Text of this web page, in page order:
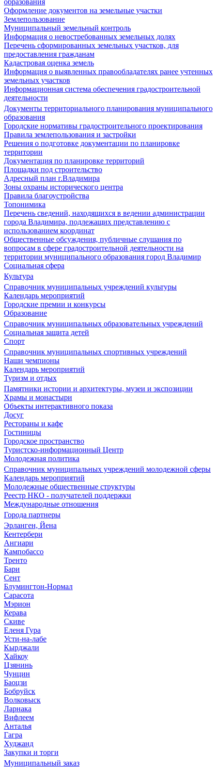
образования
Оформление документов на земельные участки
Землепользование
Муниципальный земельный контроль
Информация о невостребованных земельных долях
Перечень сформированных земельных участков, для
предоставления гражданам
Кадастровая оценка земель
Информация о выявленных правообладателях ранее учтенных
земельных участков
Информационная система обеспечения градостроительной
деятельности
Документы территориального планирования муниципального
образования
Городские нормативы градостроительного проектирования
Правила землепользования и застройки
Решения о подготовке документации по планировке
территории
Документация по планировке территорий
Площадки под строительство
Адресный план г.Владимира
Зоны охраны исторического центра
Правила благоустройства
Топонимика
Перечень сведений, находящихся в ведении администрации
города Владимира, подлежащих представлению с
использованием координат
Общественные обсуждения, публичные слушания по
вопросам в сфере градостроительной деятельности на
территории муниципального образования город Владимир
Социальная сфера
Культура
Справочник муниципальных учреждений культуры
Календарь мероприятий
Городские премии и конкурсы
Образование
Справочник муниципальных образовательных учреждений
Социальная защита детей
Спорт
Справочник муниципальных спортивных учреждений
Наши чемпионы
Календарь мероприятий
Туризм и отдых
Памятники истории и архитектуры, музеи и экспозиции
Храмы и монастыри
Объекты интерактивного показа
Досуг
Рестораны и кафе
Гостиницы
Городское пространство
Туристско-информационный Центр
Молодежная политика
Справочник муниципальных учреждений молодежной сферы
Календарь мероприятий
Молодежные общественные структуры
Реестр НКО - получателей поддержки
Международные отношения
Города партнеры
Эрланген, Йена
Кентербери
Ангиари
Кампобассо
Тренто
Бари
Сент
Блумингтон-Нормал
Сарасота
Мэрион
Керава
Скиве
Еленя Гура
Усти-на-лабе
Кырджали
Хайкоу
Цзянинь
Чунцин
Баоцзи
Бобруйск
Волковыск
Ларнака
Вифлеем
Анталья
Гагра
Худжанд
Закупки и торги
Муниципальный заказ